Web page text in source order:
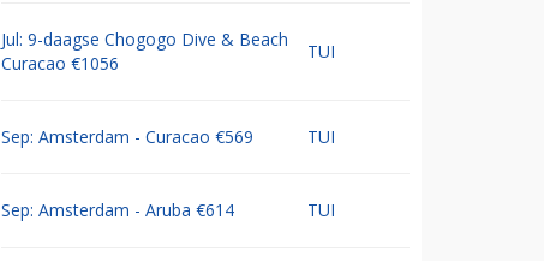
Jul: 9-daagse Chogogo Dive & Beach
Curacao €1056
TUI
Sep: Amsterdam - Curacao €569 TUI
Sep: Amsterdam - Aruba €614 TUI